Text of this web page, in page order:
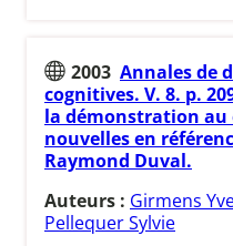
2003 Annales de
cognitives. V. 8. p.
la démonstration au
nouvelles en
Raymond Duval.
Auteurs : Girmens
Pellequer Sylvie